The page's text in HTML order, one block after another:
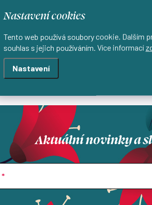
Nastavení cookies
Tento web používá soubory cookie. Dalším
souhlas s jejich používáním. Více informací
Nastavení
Lokální výroba
Aktuální novinky a